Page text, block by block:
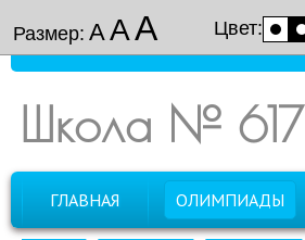
Размер: ААА Цвет:
Школа № 617
ГЛАВНАЯ ОЛИМПИАДЫ